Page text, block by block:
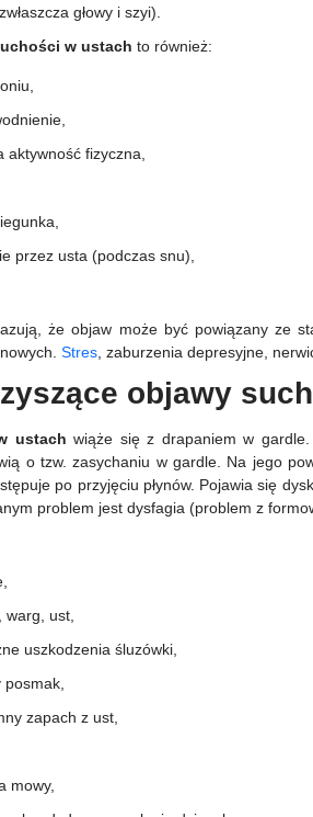
głowy i szyi).
w ustach to również:
aktywność fizyczna,
przez usta (podczas snu),
że objaw może być powiązany ze
Stres , zaburzenia depresyjne,
objawy
ustach wiąże się z drapaniem w
o tzw. zasychaniu w gardle. Na jego
po przyjęciu płynów. Pojawia się
problem jest dysfagia (problem z
, warg, ust,
uszkodzenia śluzówki,
zapach z ust,
mowy,